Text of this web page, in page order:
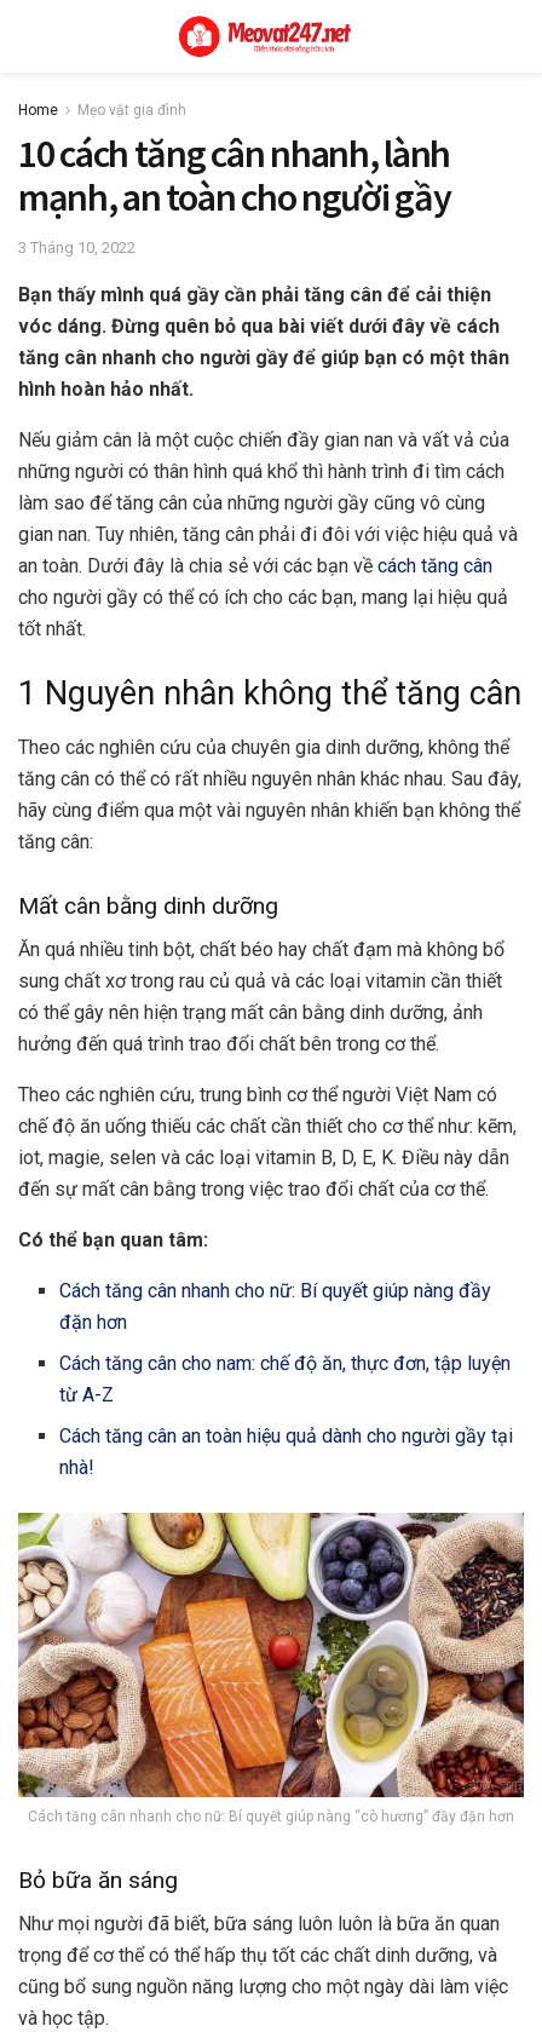
Home Mẹo vặt gia đình
10 cách tăng cân nhanh, lành
mạnh, an toàn cho người gầy
3 Tháng 10, 2022
Bạn thấy mình quá gầy cần phải tăng cân để cải thiện
vóc dáng. Đừng quên bỏ qua bài viết dưới đây về cách
tăng cân nhanh cho người gầy để giúp bạn có một thân
hình hoàn hảo nhất.
Nếu giảm cân là một cuộc chiến đầy gian nan và vất vả của
những người có thân hình quá khổ thì hành trình đi tìm cách
làm sao để tăng cân của những người gầy cũng vô cùng
gian nan. Tuy nhiên, tăng cân phải đi đôi với việc hiệu quả và
an toàn. Dưới đây là chia sẻ với các bạn về cách tăng cân
cho người gầy có thể có ích cho các bạn, mang lại hiệu quả
tốt nhất.
1 Nguyên nhân không thể tăng cân
Theo các nghiên cứu của chuyên gia dinh dưỡng, không thể
tăng cân có thể có rất nhiều nguyên nhân khác nhau. Sau đây,
hãy cùng điểm qua một vài nguyên nhân khiến bạn không thể
tăng cân:
Mất cân bằng dinh dưỡng
Ăn quá nhiều tinh bột, chất béo hay chất đạm mà không bổ
sung chất xơ trong rau củ quả và các loại vitamin cần thiết
có thể gây nên hiện trạng mất cân bằng dinh dưỡng, ảnh
hưởng đến quá trình trao đổi chất bên trong cơ thể.
Theo các nghiên cứu, trung bình cơ thể người Việt Nam có
chế độ ăn uống thiếu các chất cần thiết cho cơ thể như: kẽm,
iot, magie, selen và các loại vitamin B, D, E, K. Điều này dẫn
đến sự mất cân bằng trong việc trao đổi chất của cơ thể.
Có thể bạn quan tâm:
Cách tăng cân nhanh cho nữ: Bí quyết giúp nàng đầy
đặn hơn
Cách tăng cân cho nam: chế độ ăn, thực đơn, tập luyện
từ A-Z
Cách tăng cân an toàn hiệu quả dành cho người gầy tại
nhà!
Cách tăng cân nhanh cho nữ: Bí quyết giúp nàng “cò hương” đầy đặn hơn
Bỏ bữa ăn sáng
Như mọi người đã biết, bữa sáng luôn luôn là bữa ăn quan
trọng để cơ thể có thể hấp thụ tốt các chất dinh dưỡng, và
cũng bổ sung nguồn năng lượng cho một ngày dài làm việc
và học tập.